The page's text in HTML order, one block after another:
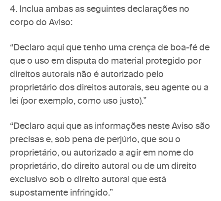
4. Inclua ambas as seguintes declarações no
corpo do Aviso:
“Declaro aqui que tenho uma crença de boa-fé de
que o uso em disputa do material protegido por
direitos autorais não é autorizado pelo
proprietário dos direitos autorais, seu agente ou a
lei (por exemplo, como uso justo).”
“Declaro aqui que as informações neste Aviso são
precisas e, sob pena de perjúrio, que sou o
proprietário, ou autorizado a agir em nome do
proprietário, do direito autoral ou de um direito
exclusivo sob o direito autoral que está
supostamente infringido.”